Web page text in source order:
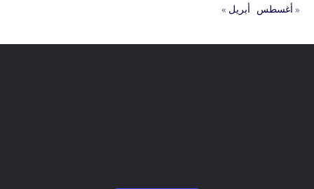
« أغسطس أبريل »